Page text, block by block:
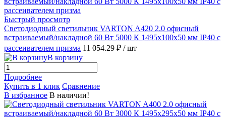
Быстрый просмотр
Светодиодный светильник VARTON A420 2.0 офисный
встраиваемый/накладной 60 Вт 5000 К 1495x100x50 мм IP40 с
рассеивателем призма 11 054.29 ₽ / шт
В корзину
Подробнее
Купить в 1 клик Сравнение
В избранное В наличии!